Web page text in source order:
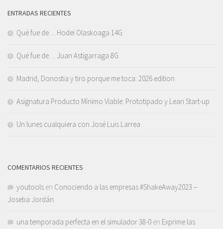
ENTRADAS RECIENTES
Qué fue de… Hodei Olaskoaga 14G
Qué fue de… Juan Astigarraga 8G
Madrid, Donostia y tiro porque me toca: 2026 edition
Asignatura Producto Mínimo Viable: Prototipado y Lean Start-up
Un lunes cualquiera con José Luis Larrea
COMENTARIOS RECIENTES
youtools en Conociendo a las empresas #ShakeAway2023 –
Joseba Jordán
una temporada perfecta en el simulador 38-0 en Exprime las